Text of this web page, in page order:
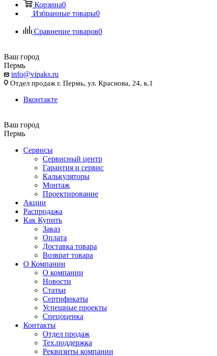
Корзина0
Избранные товары0
Сравнение товаров0
Ваш город
Пермь
info@vipaks.ru
Отдел продаж г. Пермь, ул. Краснова, 24, к.1
Вконтакте
Ваш город
Пермь
Сервисы
Сервисный центр
Гарантия и сервис
Калькуляторы
Монтаж
Проектирование
Акции
Распродажа
Как Купить
Заказ
Оплата
Доставка товара
Возврат товара
О Компании
О компании
Новости
Статьи
Сертификаты
Успешные проекты
Спецоценка
Контакты
Отдел продаж
Тех.поддержка
Реквизиты компании